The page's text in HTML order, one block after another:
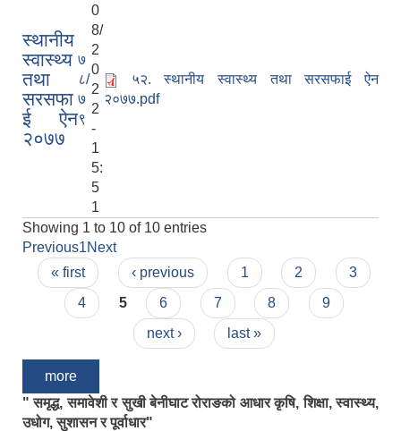
स्थानीय
स्वास्थ्य
तथा
सरसफा
ई ऐन
२०७७
७
८/
७
९
0
8/
2
0
2
2
-
1
5:
5
1
५२. स्थानीय स्वास्थ्य तथा सरसफाई ऐन
२०७७.pdf
Showing 1 to 10 of 10 entries
Previous1Next
Pages
« first ‹ previous 1 2
3
4
5 6 7 8
9
next ›
last »
more
" समृद्ध, समावेशी र सुखी बेनीघाट रोराङको आधार कृषि, शिक्षा, स्वास्थ्य,
उधोग, सुशासन र पूर्वाधार"